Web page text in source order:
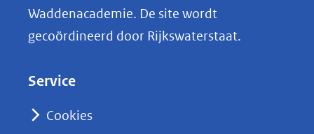
k
e
Waddenacademie. De site wordt
gecoördineerd door Rijkswaterstaat.
Service
Cookies